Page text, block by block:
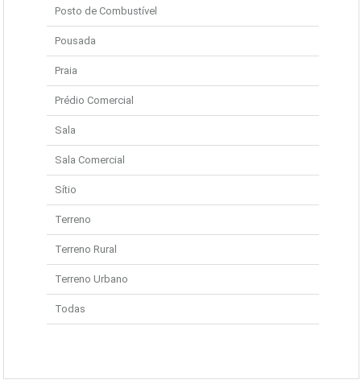
Posto de Combustível
Pousada
Praia
Prédio Comercial
Sala
Sala Comercial
Sítio
Terreno
Terreno Rural
Terreno Urbano
Todas